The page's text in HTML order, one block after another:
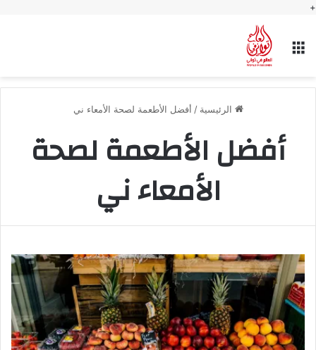
+
القائمة
الرئيسية / أفضل الأطعمة لصحة الأمعاء ني
أفضل الأطعمة لصحة
الأمعاء ني